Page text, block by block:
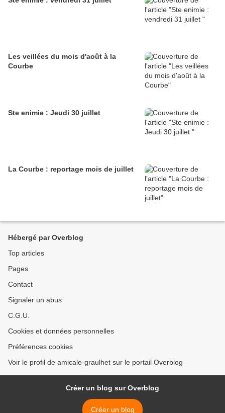
Les veillées du mois d'août à la
Courbe
Ste enimie : Jeudi 30 juillet
La Courbe : reportage mois de juillet
Hébergé par Overblog
Top articles
Pages
Contact
Signaler un abus
C.G.U.
Cookies et données personnelles
Préférences cookies
Voir le profil de amicale-graulhet sur le portail Overblog
Créer un blog sur Overblog
Créer un blog